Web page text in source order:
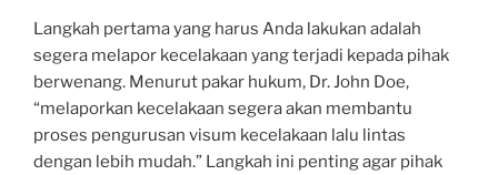
Langkah pertama yang harus Anda lakukan adalah
segera melapor kecelakaan yang terjadi kepada pihak
berwenang. Menurut pakar hukum, Dr. John Doe,
“melaporkan kecelakaan segera akan membantu
proses pengurusan visum kecelakaan lalu lintas
dengan lebih mudah.” Langkah ini penting agar pihak